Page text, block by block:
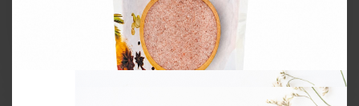
Tambah Garam Bukit dalam Sauna
Bantu Badan Lebih Sihat